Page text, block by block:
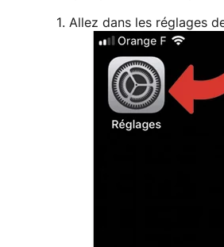
Allez dans les réglages